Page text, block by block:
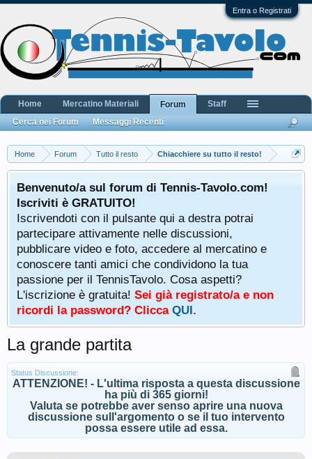
Entra o Registrati
Home Forum Tutto il resto Chiacchiere su tutto il resto!
Benvenuto/a sul forum di Tennis-Tavolo.com!
Iscriviti è GRATUITO!
Iscrivendoti con il pulsante qui a destra potrai
partecipare attivamente nelle discussioni,
pubblicare video e foto, accedere al mercatino e
conoscere tanti amici che condividono la tua
passione per il TennisTavolo. Cosa aspetti?
L'iscrizione è gratuita! Sei già registrato/a e non
ricordi la password? Clicca QUI.
La grande partita
Status Discussione:
ATTENZIONE! - L'ultima risposta a questa discussione
ha più di 365 giorni!
Valuta se potrebbe aver senso aprire una nuova
discussione sull'argomento o se il tuo intervento
possa essere utile ad essa.
Home Mercatino Materiali
Forum
Cerca nei Forum
Messaggi Recenti
Staff